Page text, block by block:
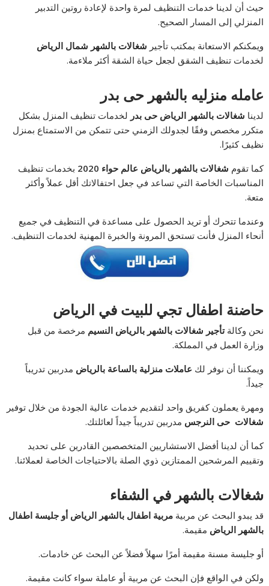
حيث أن لدينا خدمات التنظيف لمرة واحدة لإعادة روتين التدبير
المنزلي إلى المسار الصحيح.
ويمكنكم الاستعانة بمكتب تأجير شغالات بالشهر شمال الرياض
لخدمات تنظيف الشقق لجعل حياة الشقة أكثر ملاءمة.
عامله منزليه بالشهر حى بدر
لدينا شغالات بالشهر الرياض حى بدر لخدمات تنظيف المنزل بشكل
متكرر مخصص وفقًا لجدولك الزمني حتى تتمكن من الاستمتاع بمنزل
نظيف كثيرًا.
كما تقوم شغالات بالشهر بالرياض عالم حواء 2020
بخدمات تنظيف
المناسبات الخاصة التي تساعد في جعل احتفالاتك أقل عملاً وأكثر
متعة.
وعندما تتحرك أو تريد الحصول على مساعدة في التنظيف في جميع
أنحاء المنزل فأنت تستحق المرونة والخبرة المهنية لخدمات التنظيف.
حاضنة اطفال تجي للبيت في الرياض
نحن وكالةتأجير شغالات بالشهر بالرياض النسيم مرخصة من قبل
وزارة العمل في المملكة.
ويمكننا أن نوفر لك عاملات منزلية بالساعة بالرياض مدربين تدريباً
جيداً.
ومهرة يعملون كفريق واحد لتقديم خدمات عالية الجودة من خلال توفير
شغالات حى النرجس مدربين تدريباً جيداً لعائلتك.
كما أن لدينا أفضل الاستشاريين المتخصصين القادرين على تحديد
وتقييم المرشحين الممتازين ذوي الصلة بالاحتياجات الخاصة لعملائنا.
شغالات بالشهر في الشفاء
قد يبدو البحث عن مربية مربية اطفال بالشهر الرياض أوجليسة اطفال
بالشهر الرياض مقيمة.
أو جليسة مسنة مقيمة أمرًا سهلاً فضلاً عن البحث عن خادمات.
ولكن في الواقع فإن البحث عن مربية أو عاملة سواء كانت مقيمة.